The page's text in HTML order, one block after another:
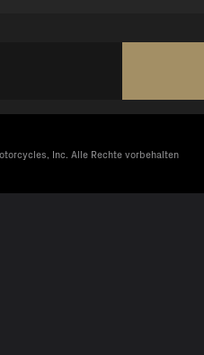
Inc. Alle Rechte vorbehalten